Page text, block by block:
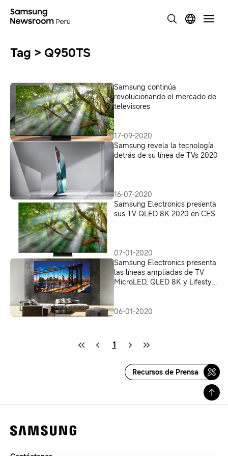
Tag > Q950TS
Samsung continúa
revolucionando el mercado de
televisores
17-09-2020
Samsung revela la tecnología
detrás de su línea de TVs 2020
16-07-2020
Samsung Electronics presenta
sus TV QLED 8K 2020 en CES
07-01-2020
Samsung Electronics presenta
las líneas ampliadas de TV
MicroLED, QLED 8K y Lifestyle
06-01-2020
1
Recursos de Prensa